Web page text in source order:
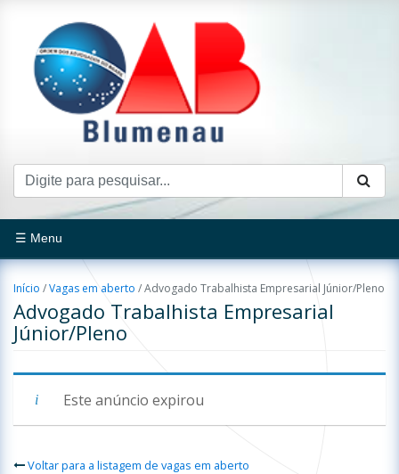
☰ Menu
Início /Vagas em aberto /Advogado Trabalhista Empresarial Júnior/Pleno
Advogado Trabalhista Empresarial
Júnior/Pleno
Este anúncio expirou
Voltar para a listagem de vagas em aberto